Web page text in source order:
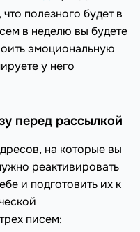
полезного будет в
в неделю вы будете
эмоциональную
у него
перед рассылкой
на которые вы
реактивировать
и подготовить их к
писем: